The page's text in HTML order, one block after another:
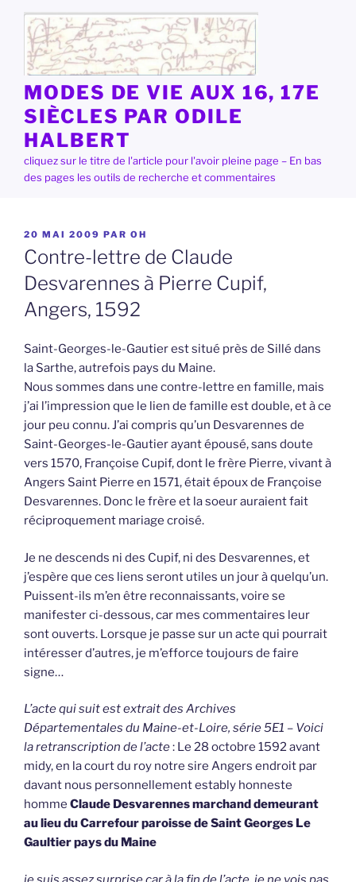
contenu
principal
MODES DE VIE AUX 16, 17E
SIÈCLES PAR ODILE
HALBERT
cliquez sur le titre de l'article pour l'avoir pleine page – En bas
des pages les outils de recherche et commentaires
PUBLIÉ
LE
20 MAI 2009 PAR OH
Contre-lettre de Claude
Desvarennes à Pierre Cupif,
Angers, 1592
Saint-Georges-le-Gautier est situé près de Sillé dans
la Sarthe, autrefois pays du Maine.
Nous sommes dans une contre-lettre en famille, mais
j’ai l’impression que le lien de famille est double, et à ce
jour peu connu. J’ai compris qu’un Desvarennes de
Saint-Georges-le-Gautier ayant épousé, sans doute
vers 1570, Françoise Cupif, dont le frère Pierre, vivant à
Angers Saint Pierre en 1571, était époux de Françoise
Desvarennes. Donc le frère et la soeur auraient fait
réciproquement mariage croisé.
Je ne descends ni des Cupif, ni des Desvarennes, et
j’espère que ces liens seront utiles un jour à quelqu’un.
Puissent-ils m’en être reconnaissants, voire se
manifester ci-dessous, car mes commentaires leur
sont ouverts. Lorsque je passe sur un acte qui pourrait
intéresser d’autres, je m’efforce toujours de faire
signe…
L’acte qui suit est extrait des Archives
Départementales du Maine-et-Loire, série 5E1 – Voici
la retranscription de l’acte: Le 28 octobre 1592 avant
midy, en la court du roy notre sire Angers endroit par
davant nous personnellement estably honneste
homme Claude Desvarennes marchand demeurant
au lieu du Carrefour paroisse de Saint Georges Le
Gaultier pays du Maine